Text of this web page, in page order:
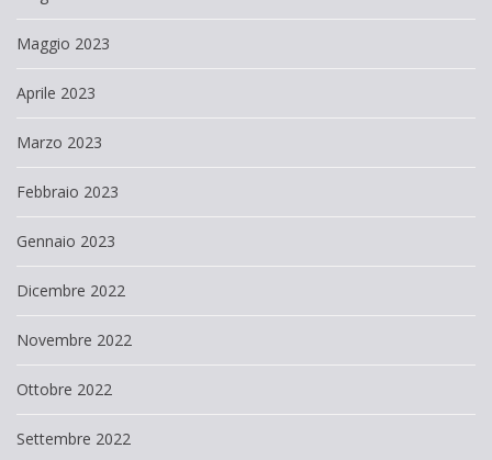
Maggio 2023
Aprile 2023
Marzo 2023
Febbraio 2023
Gennaio 2023
Dicembre 2022
Novembre 2022
Ottobre 2022
Settembre 2022